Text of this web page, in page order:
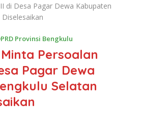
di Desa Pagar Dewa Kabupaten
Provinsi Bengkulu
Persoalan
Pagar Dewa
Selatan